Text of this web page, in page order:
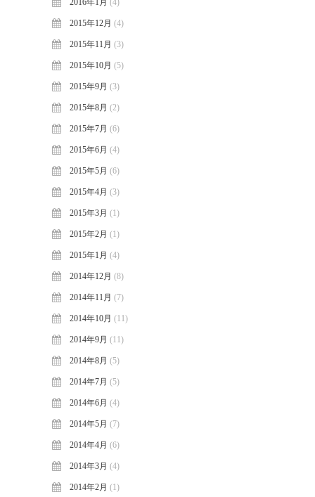
2016年1月 (4)
2015年12月 (4)
2015年11月 (3)
2015年10月 (5)
2015年9月 (3)
2015年8月 (2)
2015年7月 (6)
2015年6月 (4)
2015年5月 (6)
2015年4月 (3)
2015年3月 (1)
2015年2月 (1)
2015年1月 (4)
2014年12月 (8)
2014年11月 (7)
2014年10月 (11)
2014年9月 (11)
2014年8月 (5)
2014年7月 (5)
2014年6月 (4)
2014年5月 (7)
2014年4月 (6)
2014年3月 (4)
2014年2月 (1)